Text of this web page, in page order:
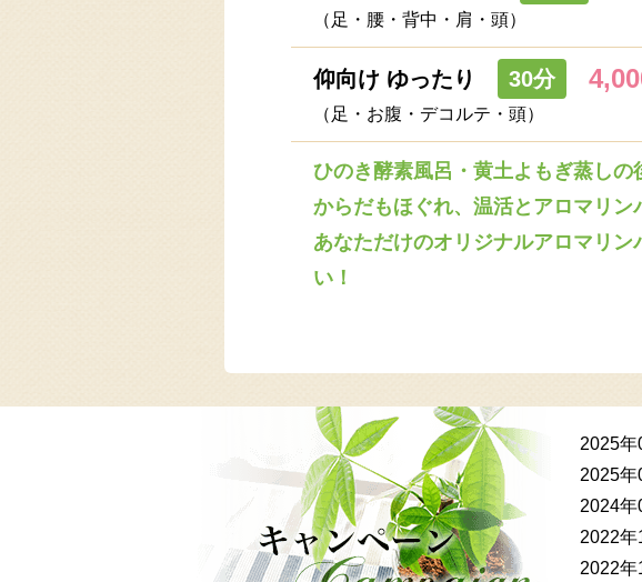
（足・腰・背中・肩・頭）
仰向け ゆったり 30分
（足・お腹・デコルテ・頭）
ひのき酵素風呂・黄土よもぎ蒸し
からだもほぐれ、温活とアロマリン
あなただけのオリジナルアロマリ
い！
2025年
2025年
2024年
2022年
2022年